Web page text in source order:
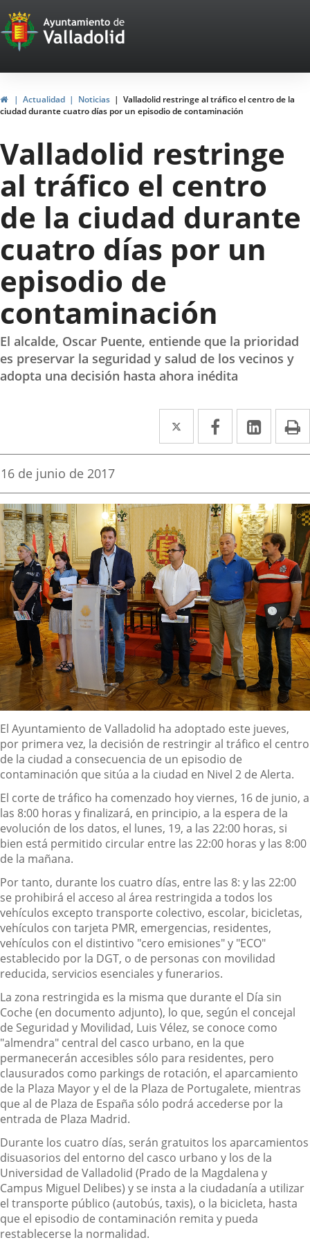
Portal
Web
del
Ayuntamiento
de
Valladolid
InicioActualidad Noticias
Valladolid restringe al tráfico el centro de la
ciudad durante cuatro días por un episodio de contaminación
Valladolid restringe
al tráfico el centro
de la ciudad durante
cuatro días por un
episodio de
contaminación
El alcalde, Oscar Puente, entiende que la prioridad
es preservar la seguridad y salud de los vecinos y
adopta una decisión hasta ahora inédita
Twitter
Enlace
a
aplicación
externa.
Facebook
Enlace
a
aplicación
externa.
Enlace
a
Fecha
la
noticia
16 de junio de 2017
Descripción
El Ayuntamiento de Valladolid ha adoptado este jueves,
por primera vez, la decisión de restringir al tráfico el centro
de la ciudad a consecuencia de un episodio de
contaminación que sitúa a la ciudad en Nivel 2 de Alerta.
El corte de tráfico ha comenzado hoy viernes, 16 de junio, a
las 8:00 horas y finalizará, en principio, a la espera de la
evolución de los datos, el lunes, 19, a las 22:00 horas, si
bien está permitido circular entre las 22:00 horas y las 8:00
de la mañana.
Por tanto, durante los cuatro días, entre las 8: y las 22:00
se prohibirá el acceso al área restringida a todos los
vehículos excepto transporte colectivo, escolar, bicicletas,
vehículos con tarjeta PMR, emergencias, residentes,
vehículos con el distintivo "cero emisiones" y "ECO"
establecido por la DGT, o de personas con movilidad
reducida, servicios esenciales y funerarios.
La zona restringida es la misma que durante el Día sin
Coche (en documento adjunto), lo que, según el concejal
de Seguridad y Movilidad, Luis Vélez, se conoce como
"almendra" central del casco urbano, en la que
permanecerán accesibles sólo para residentes, pero
clausurados como parkings de rotación, el aparcamiento
de la Plaza Mayor y el de la Plaza de Portugalete, mientras
que al de Plaza de España sólo podrá accederse por la
entrada de Plaza Madrid.
Durante los cuatro días, serán gratuitos los aparcamientos
disuasorios del entorno del casco urbano y los de la
Universidad de Valladolid (Prado de la Magdalena y
Campus Miguel Delibes) y se insta a la ciudadanía a utilizar
el transporte público (autobús, taxis), o la bicicleta, hasta
que el episodio de contaminación remita y pueda
restablecerse la normalidad.